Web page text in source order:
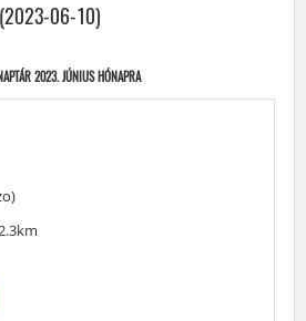
(2023-06-10)
2023. JÚNIUS HÓNAPRA